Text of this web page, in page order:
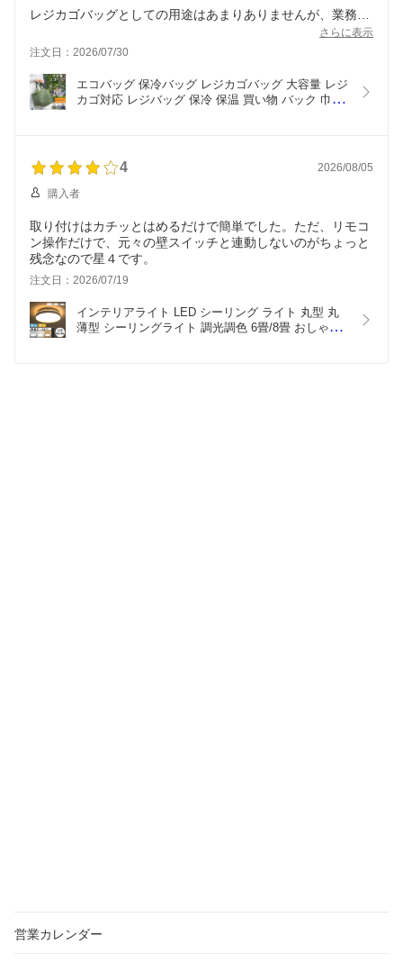
レジカゴバッグとしての用途はあまりありませんが、業務系
ストアの大容量パックをよく購入するので、今までのレジ袋
だと傾けたり立てたりしないと収まらなかったのがすっぽり
んが、ホックがついていてミニトートぐらいのサイズにはな
ります
えれば済む話
今まで使っていたのが百均の保冷バックだったせいかもしれ
ませんが、保冷のアルミ部分も厚手で炎天下でもしっかり底
さらに表示
注文日：2026/07/30
エコバッグ 保冷バッグ レジカゴバッグ 大容量 レジ
カゴ対応 レジバッグ 保冷 保温 買い物 バック 巾着
4 2026/08/05
購入者
取り付けはカチッとはめるだけで簡単でした。ただ、リモコ
ン操作だけで、元々の壁スイッチと連動しないのがちょっと
残念なので星４です。
注文日：2026/07/19
インテリアライト LED シーリング ライト 丸型 丸
薄型 シーリングライト 調光調色 6畳/8畳 おしゃれ
営業カレンダー